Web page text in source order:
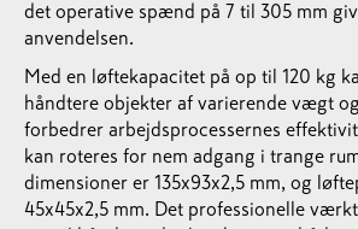
det operative spænd på 7 til 305 mm
anvendelsen.
Med en løftekapacitet på op til 120 kg
håndtere objekter af varierende vægt
forbedrer arbejdsprocessernes
kan roteres for nem adgang i trange
dimensioner er 135x93x2,5 mm, og
45x45x2,5 mm. Det professionelle